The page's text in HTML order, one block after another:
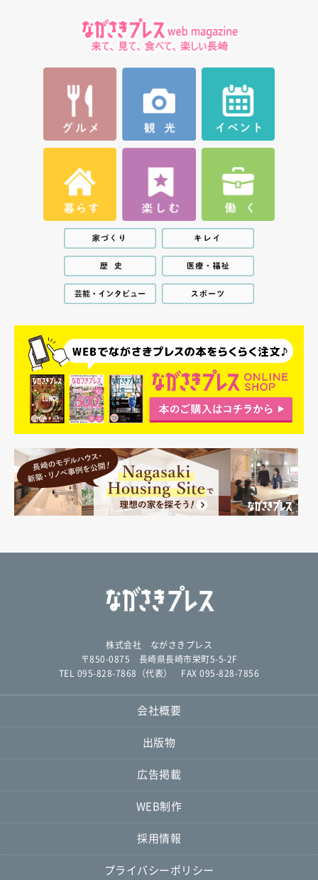
株式会社 ながさきプレス
〒850-0875 長崎県長崎市栄町5-5-2F
TEL 095-828-7868（代表） FAX 095-828-7856
会社概要
出版物
広告掲載
WEB制作
採用情報
プライバシーポリシー